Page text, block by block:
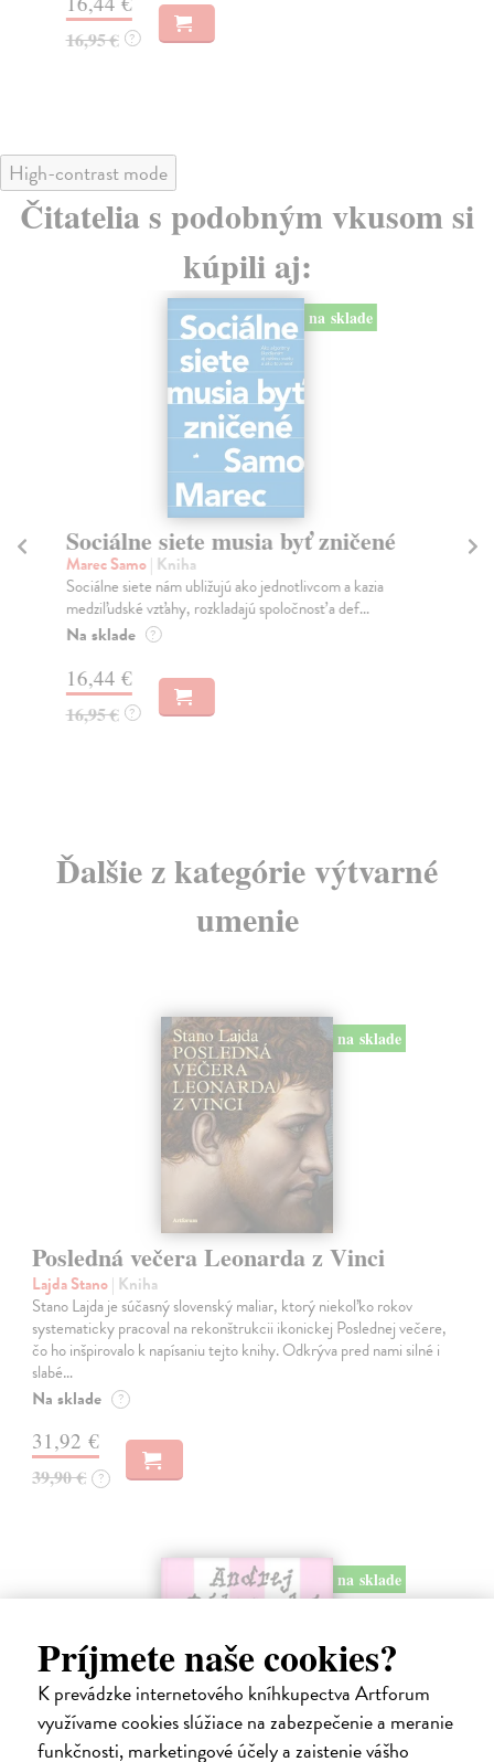
Príjmete naše cookies?
K prevádzke internetového kníhkupectva Artforum
využívame cookies slúžiace na zabezpečenie a meranie
funkčnosti, marketingové účely a zaistenie vášho
16,95 € ?
High-contrast mode
Čitatelia s podobným vkusom si
kúpili aj:
na sklade
Sociálne siete musia byť zničené
Marec Samo| Kniha
Sociálne siete nám ubližujú ako jednotlivcom a kazia
medziľudské vzťahy, rozkladajú spoločnosť a def...
Na sklade ?
16,44 €
16,95 € ?
Ďalšie z kategórie výtvarné
umenie
na sklade
Posledná večera Leonarda z Vinci
Lajda Stano| Kniha
Stano Lajda je súčasný slovenský maliar, ktorý niekoľko rokov
systematicky pracoval na rekonštrukcii ikonickej Poslednej večere,
čo ho inšpirovalo k napísaniu tejto knihy. Odkrýva pred nami silné i
slabé…
Na sklade ?
31,92 €
39,90 € ?
na sklade